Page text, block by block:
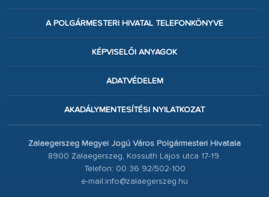
A POLGÁRMESTERI HIVATAL TELEFONKÖNYVE
KÉPVISELŐI ANYAGOK
ADATVÉDELEM
AKADÁLYMENTESÍTÉSI NYILATKOZAT
Zalaegerszeg Megyei Jogú Város Polgármesteri Hivatala
8900 Zalaegerszeg, Kossuth Lajos utca 17-19.
Telefon: 00 36 92/502-100
e-mail:info@zalaegerszeg.hu